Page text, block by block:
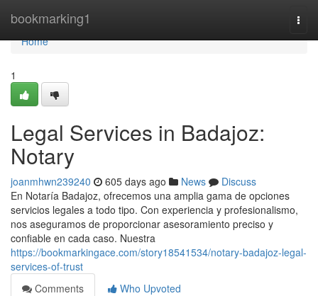
bookmarking1
Home
Home
1
Legal Services in Badajoz:
Notary
joanmhwn239240 605 days ago News
Discuss
En Notaría Badajoz, ofrecemos una amplia gama de opciones
servicios legales a todo tipo. Con experiencia y profesionalismo,
nos aseguramos de proporcionar asesoramiento preciso y
confiable en cada caso. Nuestra
https://bookmarkingace.com/story18541534/notary-badajoz-legal-
services-of-trust
Comments
Who Upvoted